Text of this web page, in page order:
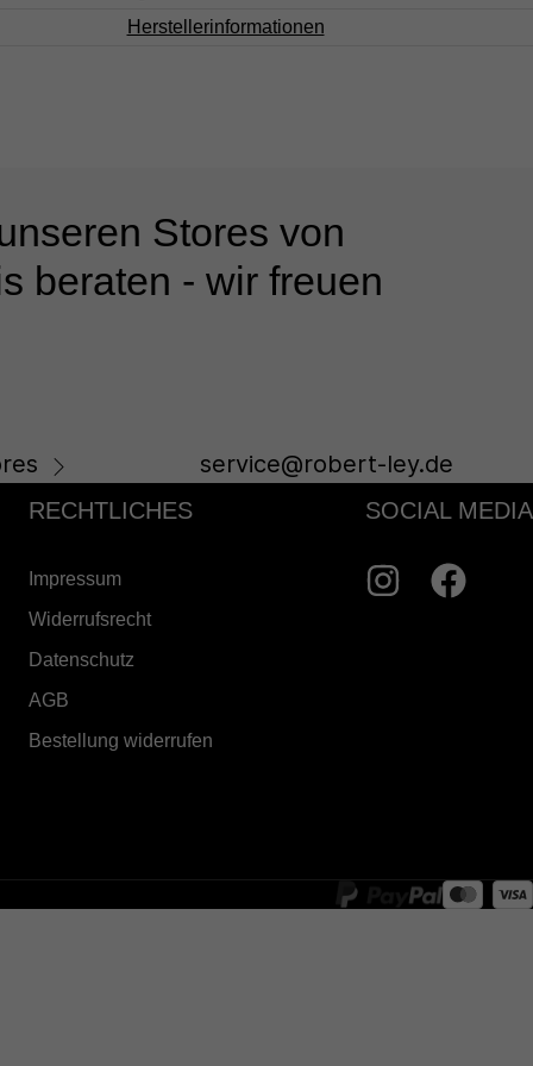
Herstellerinformationen
Stores von
beraten - wir freuen
service@robert-ley.de
RECHTLICHES
Impressum
Widerrufsrecht
Datenschutz
AGB
Bestellung widerrufen
SOCIAL MEDIA